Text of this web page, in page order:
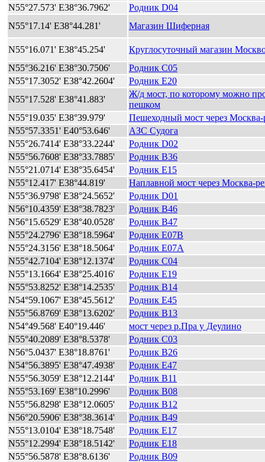
N55°27.573' E38°36.7962'
Родник D04
N55°17.14' E38°44.281'
Магазин Шиферная
N55°16.071' E38°45.254'
Круглосуточный магазин
N55°36.216' E38°30.7506'
Родник C05
N55°17.3052' E38°42.2604'
Родник E20
N55°17.528' E38°41.883'
Ж/д мост, по которому можно
пешком
N55°19.035' E38°39.979'
Пешеходный мост через Москва-
N55°57.3351' E40°53.646'
АЗС Судога
N55°26.7414' E38°33.2244'
Родник D02
N55°56.7608' E38°33.7885'
Родник B36
N55°21.0714' E38°35.6454'
Родник E15
N55°12.417' E38°44.819'
Наплавной мост через Москва-
N55°36.9798' E38°24.5652'
Родник D01
N56°10.4359' E38°38.7823'
Родник B46
N56°15.6529' E38°40.0528'
Родник B47
N55°24.2796' E38°18.5964'
Родник E07B
N55°24.3156' E38°18.5064'
Родник E07A
N55°42.7104' E38°12.1374'
Родник C04
N55°13.1664' E38°25.4016'
Родник E19
N55°53.8252' E38°14.2535'
Родник B14
N54°59.1067' E38°45.5612'
Родник E45
N55°56.8769' E38°13.6202'
Родник B13
N54°49.568' E40°19.446'
мост через р.Пра у Деулино
N55°40.2089' E38°8.5378'
Родник C03
N56°5.0437' E38°18.8761'
Родник B26
N54°56.3895' E38°47.4938'
Родник E47
N55°56.3059' E38°12.2144'
Родник B11
N55°53.169' E38°10.2996'
Родник B08
N55°56.8298' E38°12.0605'
Родник B12
N56°20.5906' E38°38.3614'
Родник B49
N55°13.0104' E38°18.7548'
Родник E17
N55°12.2994' E38°18.5142'
Родник E18
N55°56.5878' E38°8.6136'
Родник B09